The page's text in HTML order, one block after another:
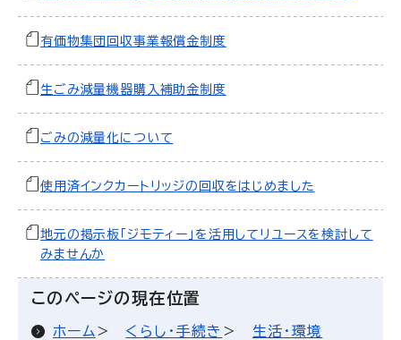
有価物集団回収事業報償金制度
生ごみ減量機器購入補助金制度
ごみの減量化について
使用済インクカートリッジの回収をはじめました
地元の掲示板「ジモティー」を活用してリユースを検討して
みませんか
このページの現在位置
ホーム くらし・手続き
生活・環境